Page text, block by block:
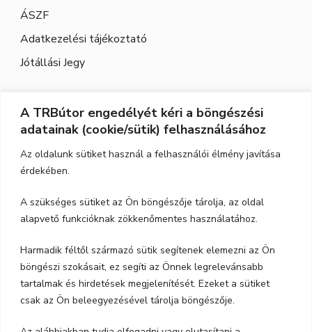
A TRBútor engedélyét kéri a böngészési
adatainak (cookie/sütik) felhasználásához
Az oldalunk sütiket használ a felhasználói élmény javítása
érdekében.
A szükséges sütiket az Ön böngészője tárolja, az oldal
alapvető funkcióknak zökkenőmentes használatához.
Harmadik féltől származó sütik segítenek elemezni az Ön
böngészi szokásait, ez segíti az Önnek legrelevánsabb
tartalmak és hirdetések megjelenítését. Ezeket a sütiket
csak az Ön beleegyezésével tárolja böngészője.
ÁSZF
Adatkezelési tájékoztató
Jótállási Jegy
Elérhetőség
Cím: 3526 Miskolc, Szeles utca 71.
Nyitvatartás:
Telefon:06-70-615-6771
email:trbutor1@gmail.com